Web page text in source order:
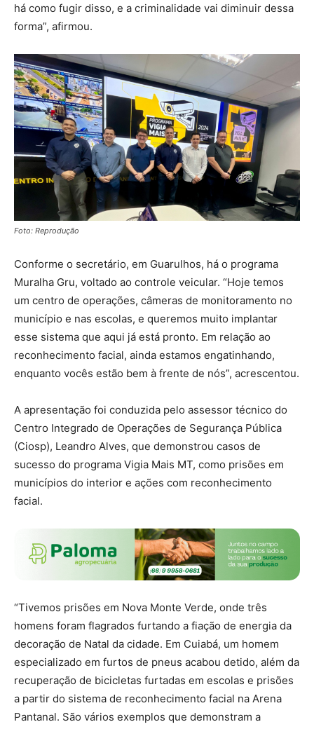
há como fugir disso, e a criminalidade vai diminuir dessa
forma”, afirmou.
Foto: Reprodução
Conforme o secretário, em Guarulhos, há o programa
Muralha Gru, voltado ao controle veicular. “Hoje temos
um centro de operações, câmeras de monitoramento no
município e nas escolas, e queremos muito implantar
esse sistema que aqui já está pronto. Em relação ao
reconhecimento facial, ainda estamos engatinhando,
enquanto vocês estão bem à frente de nós”, acrescentou.
A apresentação foi conduzida pelo assessor técnico do
Centro Integrado de Operações de Segurança Pública
(Ciosp), Leandro Alves, que demonstrou casos de
sucesso do programa Vigia Mais MT, como prisões em
municípios do interior e ações com reconhecimento
facial.
“Tivemos prisões em Nova Monte Verde, onde três
homens foram flagrados furtando a fiação de energia da
decoração de Natal da cidade. Em Cuiabá, um homem
especializado em furtos de pneus acabou detido, além da
recuperação de bicicletas furtadas em escolas e prisões
a partir do sistema de reconhecimento facial na Arena
Pantanal. São vários exemplos que demonstram a